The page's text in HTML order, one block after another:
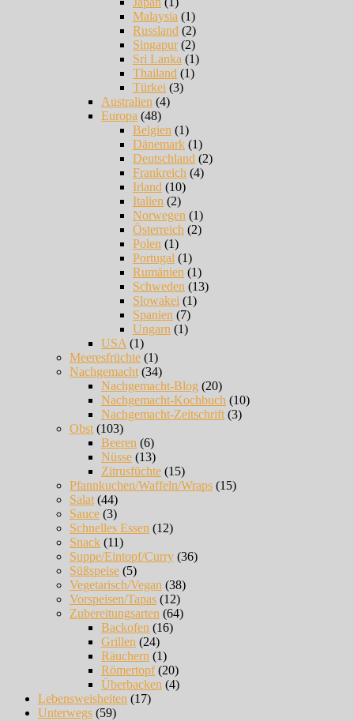
Malaysia (1)
Russland (2)
Singapur(2)
Sri Lanka (1)
Thailand (1)
Türkei (3)
Australien (4)
Europa (48)
Belgien (1)
Dänemark (1)
Deutschland (2)
Frankreich (4)
Irland (10)
Italien (2)
Norwegen (1)
Österreich (2)
Polen (1)
Portugal (1)
Rumänien (1)
Schweden (13)
Slowakei (1)
Spanien (7)
Ungarn (1)
USA (1)
Meeresfrüchte (1)
Nachgemacht (34)
Nachgemacht-Blog (20)
Nachgemacht-Kochbuch (10)
Nachgemacht-Zeitschrift (3)
Obst (103)
Beeren (6)
Nüsse (13)
Zitrusfüchte (15)
Pfannkuchen/Waffeln/Wraps (15)
Salat (44)
Sauce (3)
Schnelles Essen (12)
Snack (11)
Suppe/Eintopf/Curry (36)
Süßspeise (5)
Vegetarisch/Vegan (38)
Vorspeisen/Tapas (12)
Zubereitungsarten (64)
Backofen (16)
Grillen (24)
Räuchern (1)
Römertopf(20)
Überbacken (4)
Lebensweisheiten (17)
Unterwegs (59)